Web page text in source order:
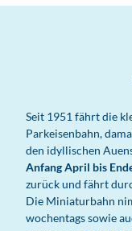
Seit 1951 fährt die
Parkeisenbahn,
den idyllischen
Anfang April bis
zurück und fährt
Die Miniaturbahn
wochentags sowie